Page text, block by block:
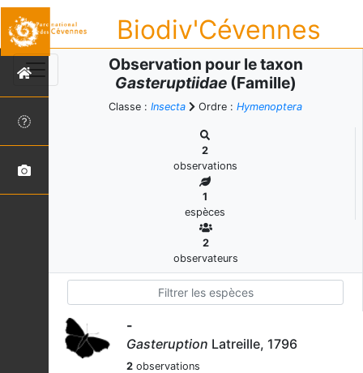
Biodiv'Cévennes
Observation pour le taxon
Gasteruptiidae(Famille)
Classe : Insecta Ordre : Hymenoptera
2
observations
1
espèces
2
observateurs
-
Gasteruption Latreille, 1796
2 observations